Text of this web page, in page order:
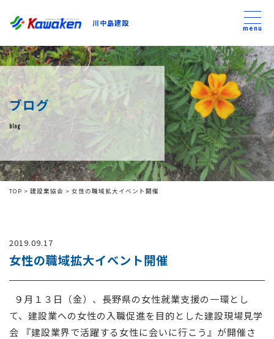
川中島建設
川中島建設
トップ
トピックス
事業内容
私たちについて
コンテンツ
採用情報
お問い合わせ
menu
ブログ
blog
TOP > 建設業協会 > 女性の職域拡大イベント開催
2019.09.17
女性の職域拡大イベント開催
９月１３日（金）、長野県の女性就業支援の一環とし
て、建設業への女性の入職促進を目的とした建設現場見学
会 『建設業界で活躍する女性に会いに行こう』が開催さ